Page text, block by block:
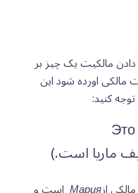
مالکیت یک چیز بر
اورده شود این
کنید: